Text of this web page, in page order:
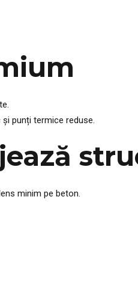
punți termice reduse.
minim pe beton.